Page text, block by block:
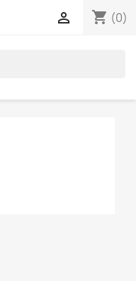
shopping_cart (0)
